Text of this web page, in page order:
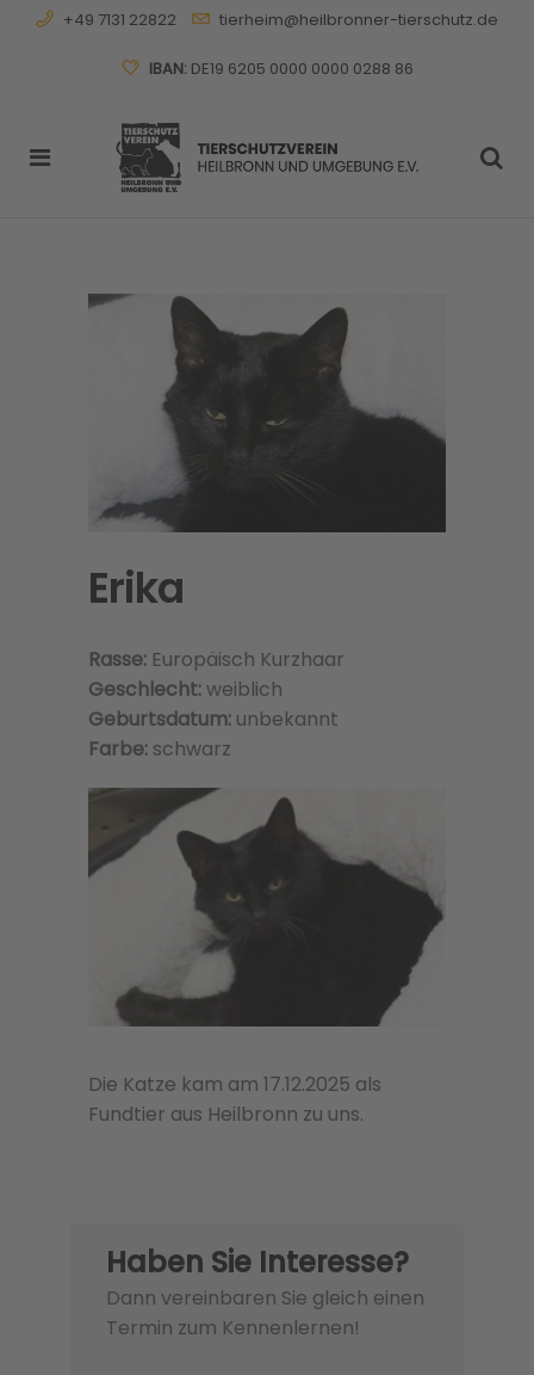
+49 7131 22822 tierheim@heilbronner-tierschutz.de
IBAN:DE19 6205 0000 0000 0288 86
Erika
Rasse: Europäisch Kurzhaar
Geschlecht:weiblich
Geburtsdatum: unbekannt
Farbe: schwarz
Die Katze kam am 17.12.2025 als
Fundtier aus Heilbronn zu uns.
Haben Sie Interesse?
Dann vereinbaren Sie gleich einen
Termin zum Kennenlernen!